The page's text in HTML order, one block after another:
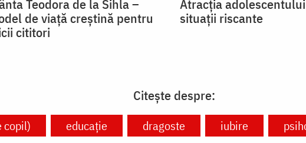
Teodora de la Sihla –
de viaţă creştină pentru
cititori
Atracția
situații riscante
Citește despre:
copil) educație dragoste iubire